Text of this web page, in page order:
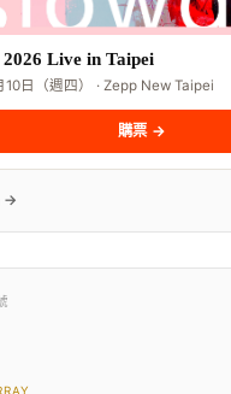
2026 Live in Taipei
10日（週四） · Zepp New Taipei
購票 →
→